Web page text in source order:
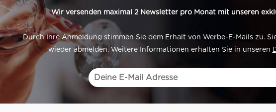
Wir versenden maximal 2 Newsletter pro Monat mit unseren
Durch Ihre Anmeldung stimmen Sie dem Erhalt von Werbe-E-Mails zu.
wieder abmelden. Weitere Informationen erhalten Sie in unseren